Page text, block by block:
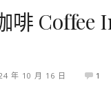
啡
年 10 月 16 日 1